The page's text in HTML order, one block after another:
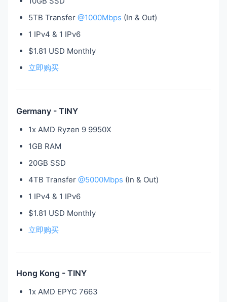
5TB Transfer @1000Mbps (In & Out)
1 IPv4 & 1 IPv6
$1.81 USD Monthly
立即购买
Germany - TINY
1x AMD Ryzen 9 9950X
1GB RAM
20GB SSD
4TB Transfer @5000Mbps (In & Out)
1 IPv4 & 1 IPv6
$1.81 USD Monthly
立即购买
Hong Kong - TINY
1x AMD EPYC 7663